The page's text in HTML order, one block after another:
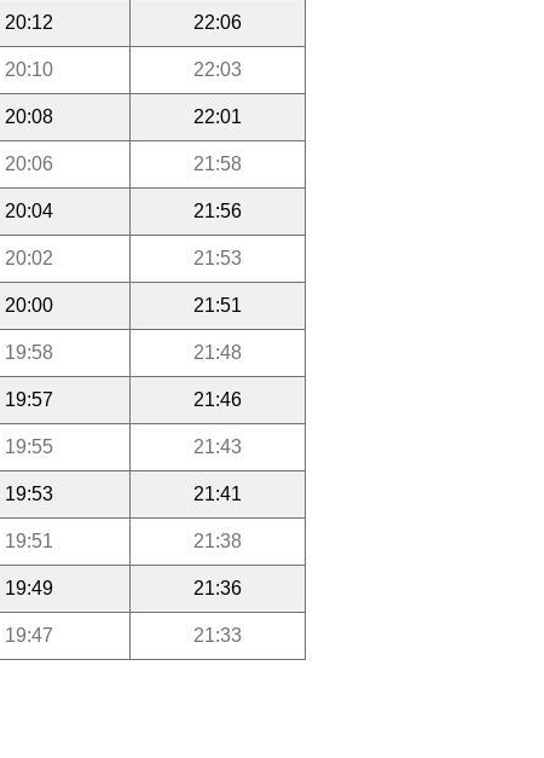
20:12 22:06
20:10 22:03
20:08 22:01
20:06 21:58
20:04 21:56
20:02 21:53
20:00 21:51
19:58 21:48
19:57 21:46
19:55 21:43
19:53 21:41
19:51 21:38
19:49 21:36
19:47 21:33